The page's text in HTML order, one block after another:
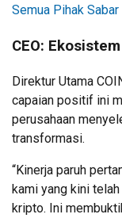
Semua Pihak
CEO:
Direktur Utama
capaian positif ini
perusahaan
transformasi.
“Kinerja paruh
kami yang kini
kripto. Ini